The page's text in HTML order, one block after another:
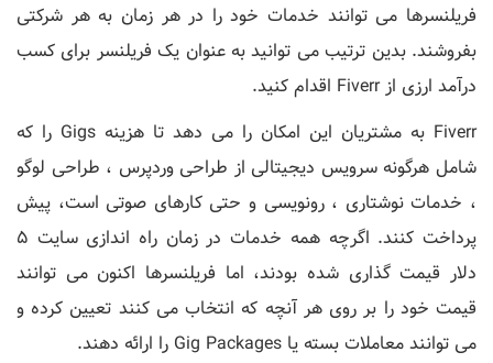
فریلنسرها می توانند خدمات خود را در هر زمان به هر شرکتی
بفروشند. بدین ترتیب می توانید به عنوان یک فریلنسر برای کسب
درآمد ارزی از Fiverr اقدام کنید.
Fiverr به مشتریان این امکان را می دهد تا هزینه Gigs را که
شامل هرگونه سرویس دیجیتالی از طراحی وردپرس ، طراحی لوگو
، خدمات نوشتاری ، رونویسی و حتی کارهای صوتی است، پیش
پرداخت کنند. اگرچه همه خدمات در زمان راه اندازی سایت 5
دلار قیمت گذاری شده بودند، اما فریلنسرها اکنون می توانند
قیمت خود را بر روی هر آنچه که انتخاب می کنند تعیین کرده و
می توانند معاملات بسته یا Gig Packages را ارائه دهند.